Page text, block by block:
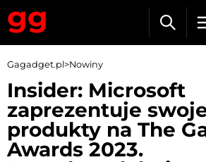
Gagadget.pl>Nowiny
Insider: Microsoft
zaprezentuje
produkty na The
Awards 2023.